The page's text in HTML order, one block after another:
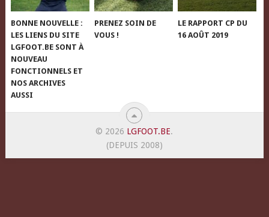
BONNE NOUVELLE :
LES LIENS DU SITE
LGFOOT.BE SONT À
NOUVEAU
FONCTIONNELS ET
NOS ARCHIVES
AUSSI
PRENEZ SOIN DE
VOUS !
LE RAPPORT CP DU
16 AOÛT 2019
© 2026 LGFOOT.BE.
(DEPUIS 2008)